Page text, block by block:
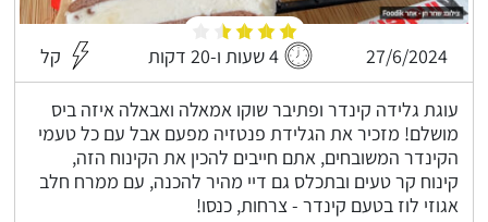
27/6/2024 4 שעות ו-20 דקות קל
עוגת גלידה קינדר ופתיבר שוקו אמאלה ואבאלה איזה ביס
מושלם! מזכיר את הגלידת פנטזיה מפעם אבל עם כל טעמי
הקינדר המשובחים, אתם חייבים להכין את הקינוח הזה,
קינוח קר טעים ובתכלס גם דיי מהיר להכנה, עם ממרח חלב
אגוזי לוז בטעם קינדר - צרחות, כנסו!